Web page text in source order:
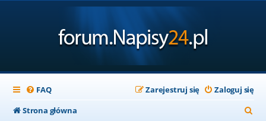
FAQ Zaloguj się
Zarejestruj się
Strona główna